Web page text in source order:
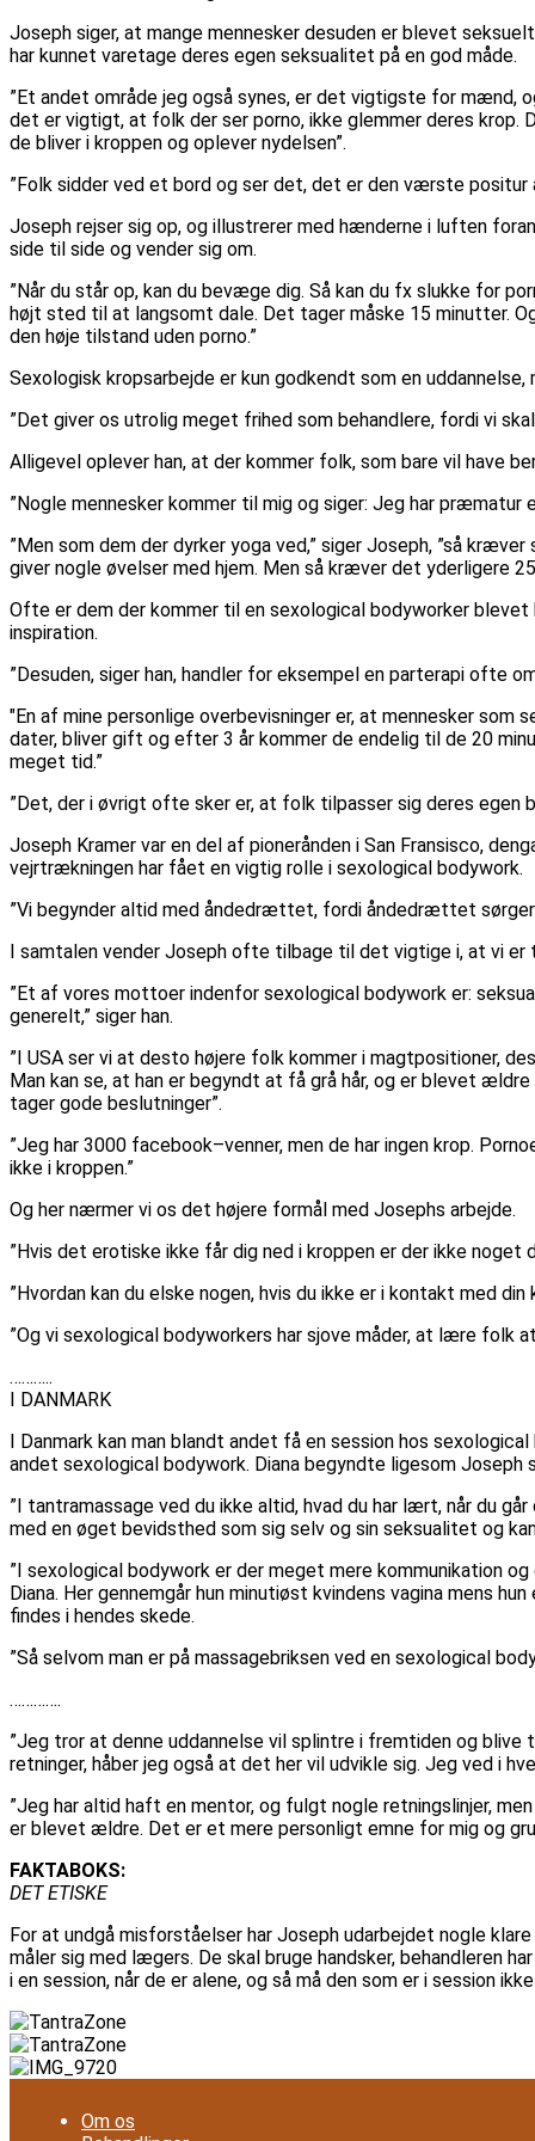
Joseph siger, at mange mennesker desuden er blevet
har kunnet varetage deres egen seksualitet på en god måde.
”Et andet område jeg også synes, er det vigtigste for mænd,
det er vigtigt, at folk der ser porno, ikke glemmer deres krop.
de bliver i kroppen og oplever nydelsen”.
”Folk sidder ved et bord og ser det, det er den værste positur
Joseph rejser sig op, og illustrerer med hænderne i luften
side til side og vender sig om.
”Når du står op, kan du bevæge dig. Så kan du fx slukke for
højt sted til at langsomt dale. Det tager måske 15 minutter.
den høje tilstand uden porno.”
Sexologisk kropsarbejde er kun godkendt som en uddannelse,
”Det giver os utrolig meget frihed som behandlere, fordi vi
Alligevel oplever han, at der kommer folk, som bare vil have
”Nogle mennesker kommer til mig og siger: Jeg har præmatur
”Men som dem der dyrker yoga ved,” siger Joseph, ”så
giver nogle øvelser med hjem. Men så kræver det yderligere
Ofte er dem der kommer til en sexological bodyworker
inspiration.
”Desuden, siger han, handler for eksempel en parterapi ofte
"En af mine personlige overbevisninger er, at mennesker
dater, bliver gift og efter 3 år kommer de endelig til de 20
meget tid.”
”Det, der i øvrigt ofte sker er, at folk tilpasser sig deres egen
Joseph Kramer var en del af pionerånden i San Fransisco,
vejrtrækningen har fået en vigtig rolle i sexological bodywork.
”Vi begynder altid med åndedrættet, fordi åndedrættet
I samtalen vender Joseph ofte tilbage til det vigtige i, at vi er
”Et af vores mottoer indenfor sexological bodywork er:
generelt,” siger han.
”I USA ser vi at desto højere folk kommer i magtpositioner,
Man kan se, at han er begyndt at få grå hår, og er blevet
tager gode beslutninger”.
”Jeg har 3000 facebook–venner, men de har ingen krop.
ikke i kroppen.”
Og her nærmer vi os det højere formål med Josephs arbejde.
”Hvis det erotiske ikke får dig ned i kroppen er der ikke
”Hvordan kan du elske nogen, hvis du ikke er i kontakt med
”Og vi sexological bodyworkers har sjove måder, at lære folk
………..
I DANMARK
I Danmark kan man blandt andet få en session hos
andet sexological bodywork. Diana begyndte ligesom Joseph
”I tantramassage ved du ikke altid, hvad du har lært, når du
med en øget bevidsthed som sig selv og sin seksualitet og
”I sexological bodywork er der meget mere kommunikation
Diana. Her gennemgår hun minutiøst kvindens vagina mens
findes i hendes skede.
”Så selvom man er på massagebriksen ved en sexological
………….
”Jeg tror at denne uddannelse vil splintre i fremtiden og
retninger, håber jeg også at det her vil udvikle sig. Jeg ved i
”Jeg har altid haft en mentor, og fulgt nogle retningslinjer,
er blevet ældre. Det er et mere personligt emne for mig og
FAKTABOKS:
DET ETISKE
For at undgå misforståelser har Joseph udarbejdet nogle
måler sig med lægers. De skal bruge handsker, behandleren
i en session, når de er alene, og så må den som er i session
Om os